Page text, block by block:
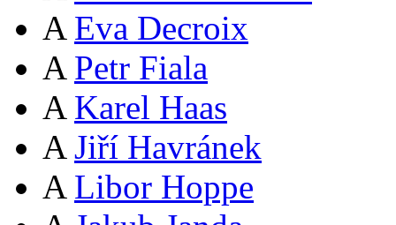
A Eva Decroix
A Petr Fiala
A Karel Haas
A Jiří Havránek
A Libor Hoppe